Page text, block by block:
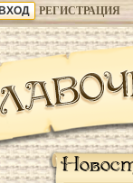
РЕГИСТРАЦИЯ